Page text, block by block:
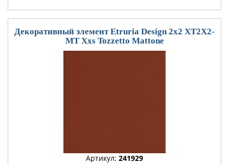
Декоративный элемент Etruria Design 2x2 XT2X2-
MT Xxs Tozzetto Mattone
Артикул: 241929